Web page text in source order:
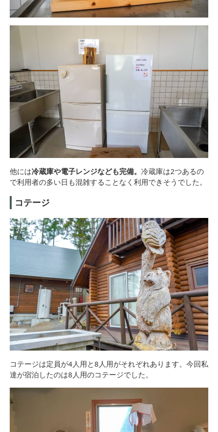
他には冷蔵庫や電子レンジなども完備。 冷蔵庫は2つあるの
で利用者の多い日も混雑することなく利用できそうでした。
コテージ
コテージは定員が4人用と8人用がそれぞれあります。今回私
達が宿泊したのは8人用のコテージでした。